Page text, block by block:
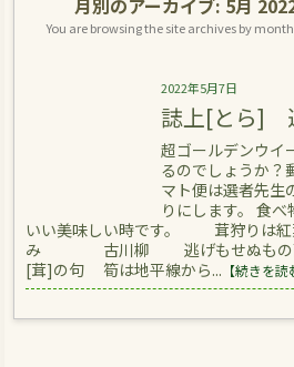
月別のアーカイブ: 5月
You are browsing the site archives by
2022年5月7日
誌上[とら]
超ゴールデンウイ
るのでしょうか
マト便は選者先生
りにします。 食
いい美味しい時です。 茸狩りは紅
み 古川柳 逃げもせぬも
[茸]の句 筍は地平線から... 【続きを読